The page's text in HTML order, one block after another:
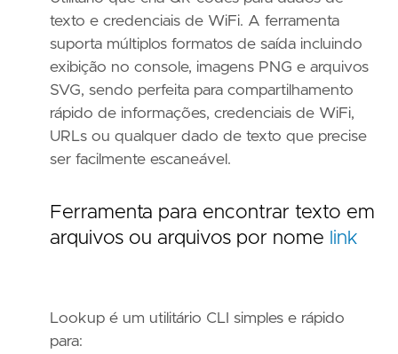
texto e credenciais de WiFi. A ferramenta
suporta múltiplos formatos de saída incluindo
exibição no console, imagens PNG e arquivos
SVG, sendo perfeita para compartilhamento
rápido de informações, credenciais de WiFi,
URLs ou qualquer dado de texto que precise
ser facilmente escaneável.
Ferramenta para encontrar texto em
arquivos ou arquivos por nome link
Lookup é um utilitário CLI simples e rápido
para: